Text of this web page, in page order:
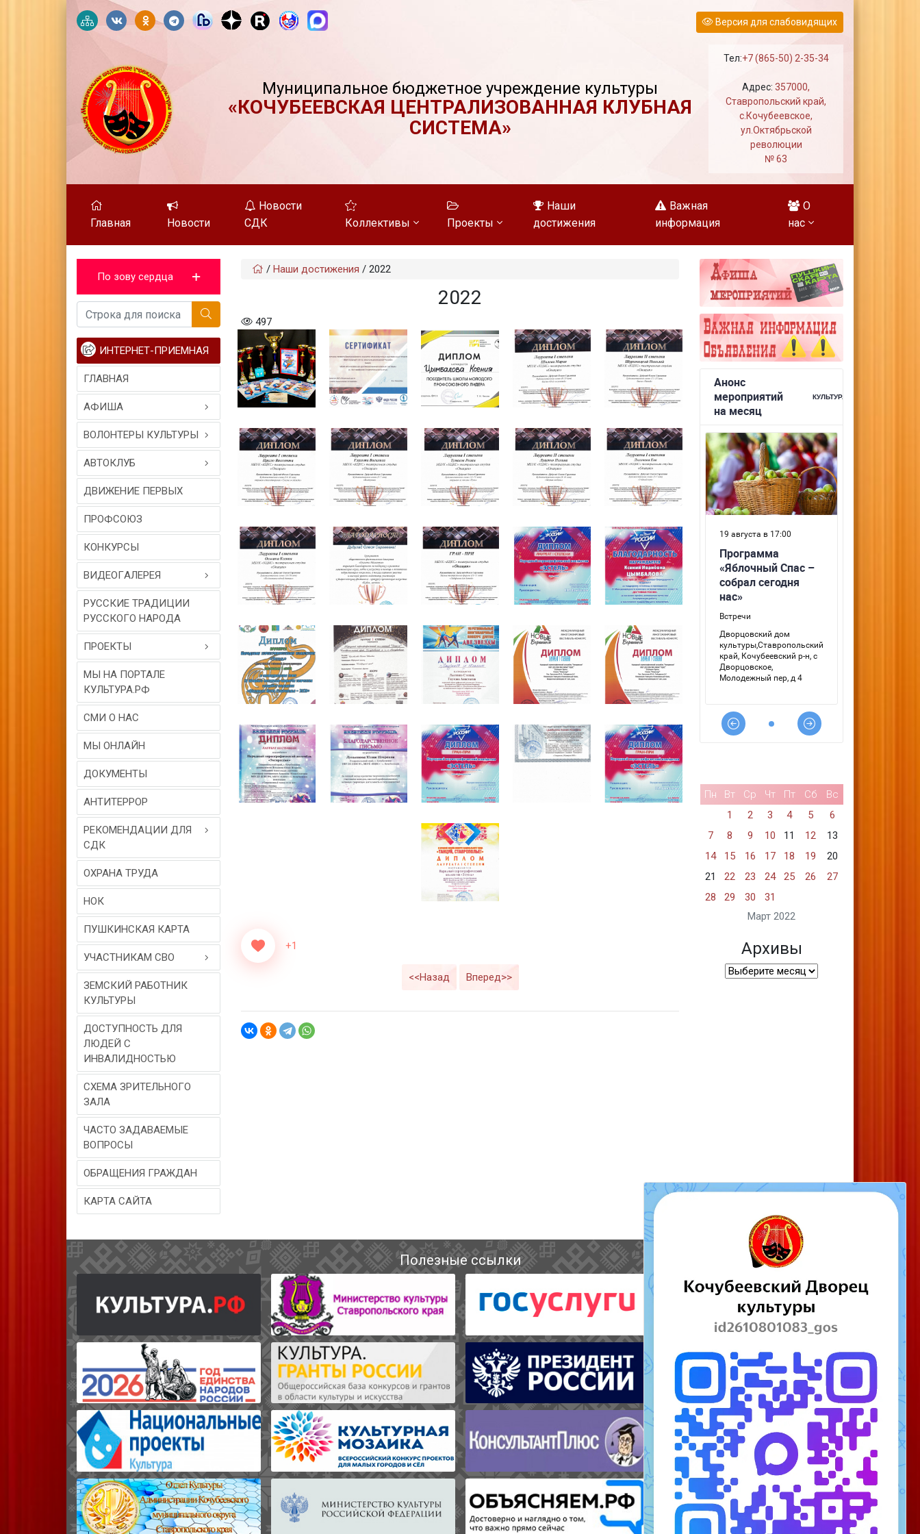
Версия для слабовидящих
Муниципальное бюджетное учреждение культуры
«КОЧУБЕЕВСКАЯ ЦЕНТРАЛИЗОВАННАЯ КЛУБНАЯ
СИСТЕМА»
Тел:+7 (865-50) 2-35-34
Адрес:357000,
Ставропольский край,
с.Кочубеевское,
ул.Октябрьской
революции
№ 63
Главная Новости
Новости
СДК
Коллективы Проекты
Наши
достижения
Важная
информация
О
нас
По зову сердца
ИНТЕРНЕТ-ПРИЕМНАЯ
ГЛАВНАЯ
АФИША
ВОЛОНТЕРЫ КУЛЬТУРЫ
АВТОКЛУБ
ДВИЖЕНИЕ ПЕРВЫХ
ПРОФСОЮЗ
КОНКУРСЫ
ВИДЕОГAЛЕРЕЯ
РУССКИЕ ТРАДИЦИИ
РУССКОГО НАРОДА
ПРОЕКТЫ
МЫ НА ПОРТАЛЕ
КУЛЬТУРА.РФ
СМИ О НАС
МЫ ОНЛАЙН
ДОКУМЕНТЫ
АНТИТЕРРОР
РЕКОМЕНДАЦИИ ДЛЯ
СДК
ОХРАНА ТРУДА
НОК
ПУШКИНСКАЯ КАРТА
УЧАСТНИКАМ СВО
ЗЕМСКИЙ РАБОТНИК
КУЛЬТУРЫ
ДОСТУПНОСТЬ ДЛЯ
ЛЮДЕЙ С
ИНВАЛИДНОСТЬЮ
СХЕМА ЗРИТЕЛЬНОГО
ЗАЛА
ЧАСТО ЗАДАВАЕМЫЕ
ВОПРОСЫ
ОБРАЩЕНИЯ ГРАЖДАН
КАРТА САЙТА
/ Наши достижения / 2022
2022
497
+1
<<Назад Вперед>>
Март 2022
Пн Вт Ср Чт Пт Сб
Вс
1
2 3 4 5
6
7
8 9 10 11 12
13
14
15 16 17 18 19
20
21
22 23 24 25 26
27
28
29 30 31
Архивы
Архивы
Полезные ссылки